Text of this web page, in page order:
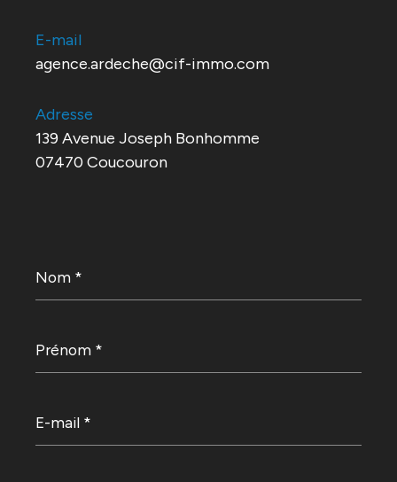
E-mail
agence.ardeche@cif-immo.com
Adresse
139 Avenue Joseph Bonhomme
07470 Coucouron
*
*
mail
*